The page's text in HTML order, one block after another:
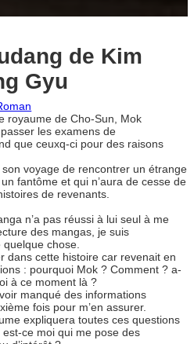
de Kim
Gyu
royaume de Cho-Sun, Mok
les examens de
que ceuxq-ci pour des raisons
voyage de rencontrer un étrange
fantôme et qui n’aura de cesse de
de revenants.
n’a pas réussi à lui seul à me
des mangas, je suis
chose.
dans cette histoire car revenait en
: pourquoi Mok ? Comment ? a-
à ce moment là ?
manqué des informations
fois pour m’en assurer.
expliquera toutes ces questions
ce moi qui me pose des